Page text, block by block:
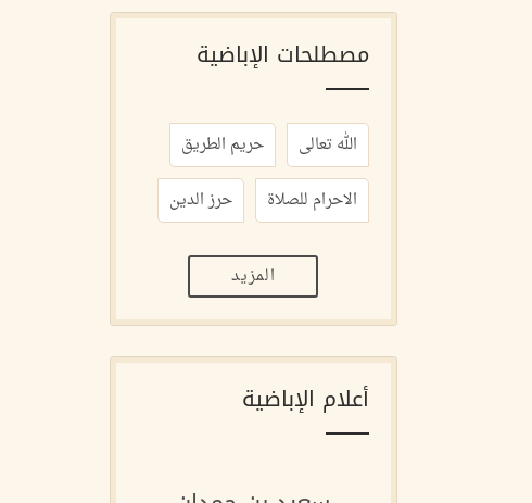
مصطلحات الإباضية
الله تعالى
حريم الطريق
الاحرام للصلاة
حرز الدين
المزيد
أعلام الإباضية